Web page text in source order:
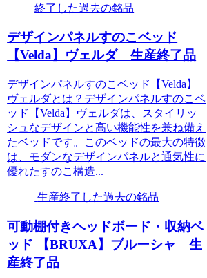
終了した過去の銘品
デザインパネルすのこベッド
【Velda】ヴェルダ 生産終了品
デザインパネルすのこベッド【Velda】
ヴェルダとは？デザインパネルすのこベ
ッド【Velda】ヴェルダは、スタイリッ
シュなデザインと高い機能性を兼ね備え
たベッドです。このベッドの最大の特徴
は、モダンなデザインパネルと通気性に
優れたすのこ構造...
生産終了した過去の銘品
可動棚付きヘッドボード・収納ベ
ッド 【BRUXA】ブルーシャ 生
産終了品